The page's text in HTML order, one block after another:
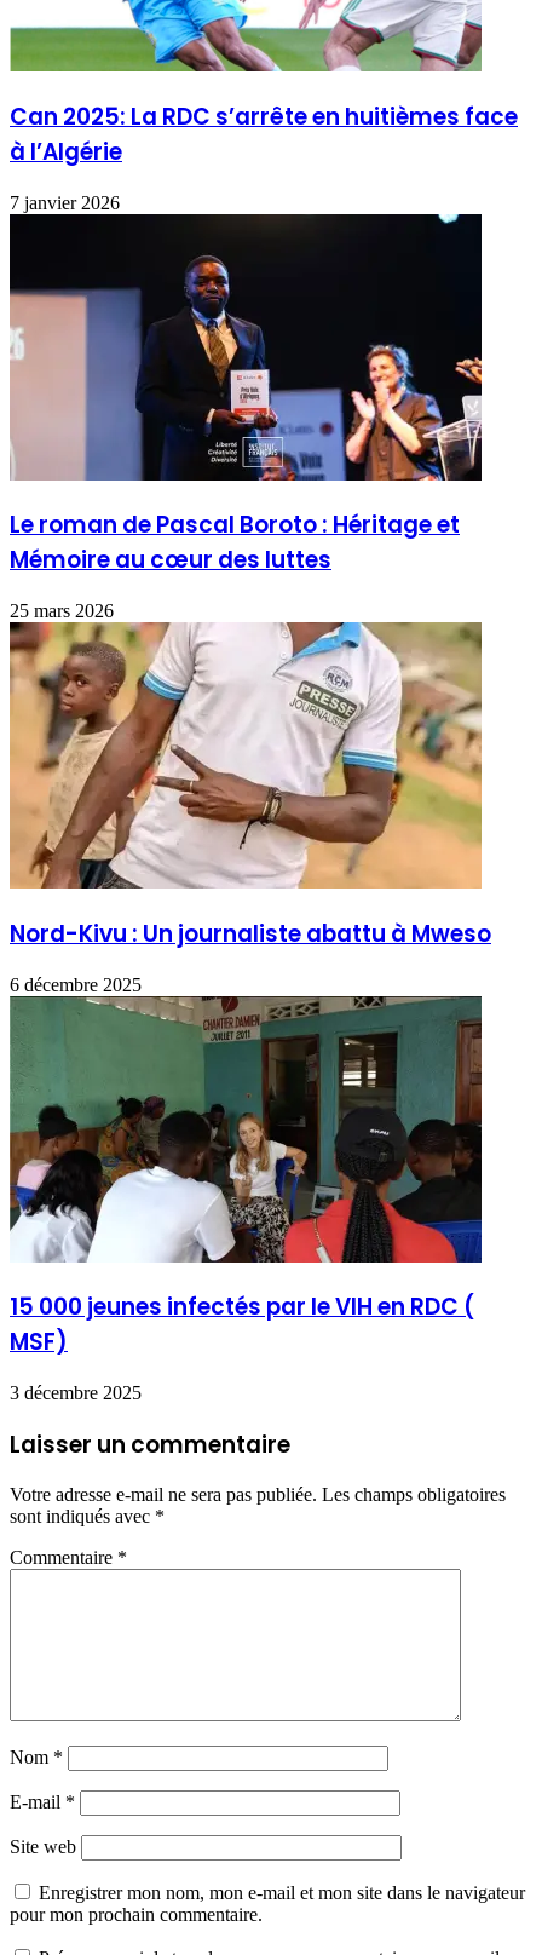
Can 2025: La RDC s’arrête en huitièmes face
à l’Algérie
7 janvier 2026
Le roman de Pascal Boroto : Héritage et
Mémoire au cœur des luttes
25 mars 2026
Nord-Kivu : Un journaliste abattu à Mweso
6 décembre 2025
15 000 jeunes infectés par le VIH en RDC (
MSF)
3 décembre 2025
Laisser un commentaire
Votre adresse e-mail ne sera pas publiée. Les champs obligatoires
sont indiqués avec *
Commentaire *
Nom *
E-mail *
Site web
Enregistrer mon nom, mon e-mail et mon site dans le navigateur
pour mon prochain commentaire.